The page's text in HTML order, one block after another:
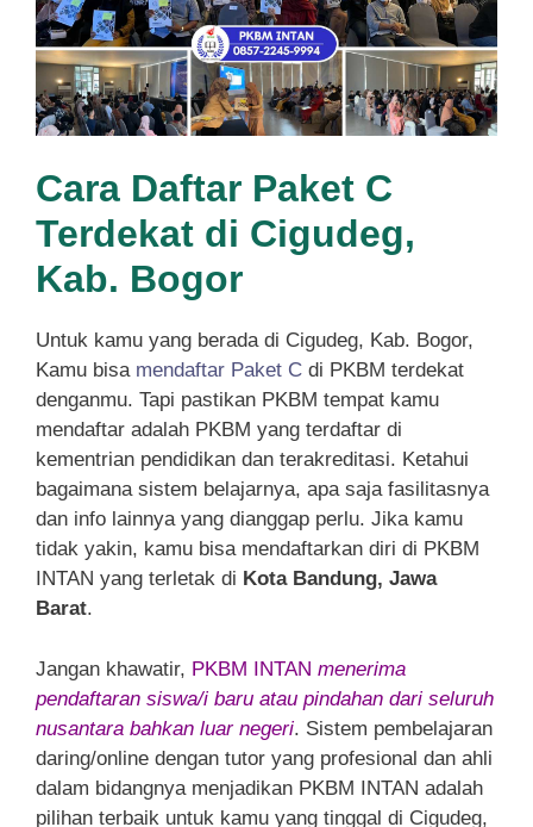
Cara Daftar Paket C
Terdekat di Cigudeg,
Kab. Bogor
Untuk kamu yang berada di Cigudeg, Kab. Bogor,
Kamu bisa mendaftar Paket C di PKBM terdekat
denganmu. Tapi pastikan PKBM tempat kamu
mendaftar adalah PKBM yang terdaftar di
kementrian pendidikan dan terakreditasi. Ketahui
bagaimana sistem belajarnya, apa saja fasilitasnya
dan info lainnya yang dianggap perlu. Jika kamu
tidak yakin, kamu bisa mendaftarkan diri di PKBM
INTAN yang terletak di Kota Bandung, Jawa
Barat.
Jangan khawatir, PKBM INTAN menerima
pendaftaran siswa/i baru atau pindahan dari seluruh
nusantara bahkan luar negeri. Sistem pembelajaran
daring/online dengan tutor yang profesional dan ahli
dalam bidangnya menjadikan PKBM INTAN adalah
pilihan terbaik untuk kamu yang tinggal di Cigudeg,